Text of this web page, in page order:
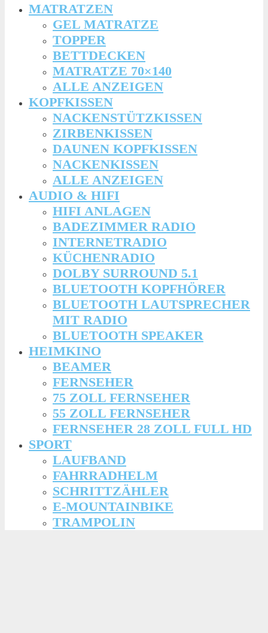
MATRATZEN
GEL MATRATZE
TOPPER
BETTDECKEN
MATRATZE 70×140
ALLE ANZEIGEN
KOPFKISSEN
NACKENSTÜTZKISSEN
ZIRBENKISSEN
DAUNEN KOPFKISSEN
NACKENKISSEN
ALLE ANZEIGEN
AUDIO & HIFI
HIFI ANLAGEN
BADEZIMMER RADIO
INTERNETRADIO
KÜCHENRADIO
DOLBY SURROUND 5.1
BLUETOOTH KOPFHÖRER
BLUETOOTH LAUTSPRECHER
MIT RADIO
BLUETOOTH SPEAKER
HEIMKINO
BEAMER
FERNSEHER
75 ZOLL FERNSEHER
55 ZOLL FERNSEHER
FERNSEHER 28 ZOLL FULL HD
SPORT
LAUFBAND
FAHRRADHELM
SCHRITTZÄHLER
E-MOUNTAINBIKE
TRAMPOLIN